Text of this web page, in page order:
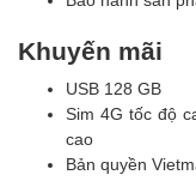
Khuyến mãi
USB 128 GB
Sim 4G tốc độ
cao
Bản quyền